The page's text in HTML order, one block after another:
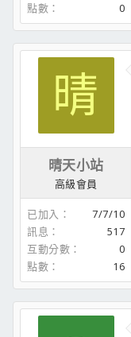
點數
0
晴
晴天小站
高級會員
已加入
7/7/10
訊息
517
互動分數
0
點數
16